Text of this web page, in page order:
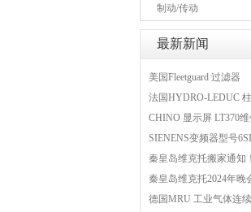
制动/传动
最新新闻
美国Fleetguard 过滤器
法国HYDRO-LEDUC
秦皇岛维克托搬家通知
秦皇岛维克托2024年晚
德国MRU 工业气体连